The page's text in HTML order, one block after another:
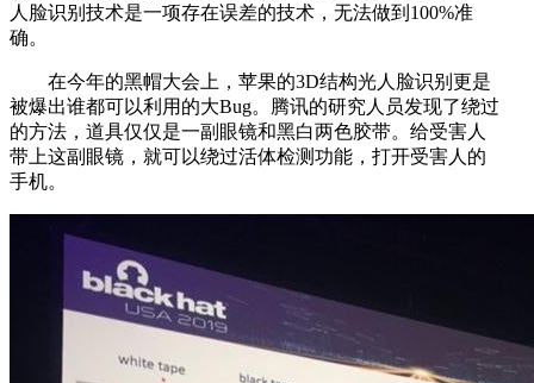
人脸识别技术是一项存在误差的技术，无法做到100%准
确。
在今年的黑帽大会上，苹果的3D结构光人脸识别更是
被爆出谁都可以利用的大Bug。腾讯的研究人员发现了绕过
的方法，道具仅仅是一副眼镜和黑白两色胶带。给受害人
带上这副眼镜，就可以绕过活体检测功能，打开受害人的
手机。